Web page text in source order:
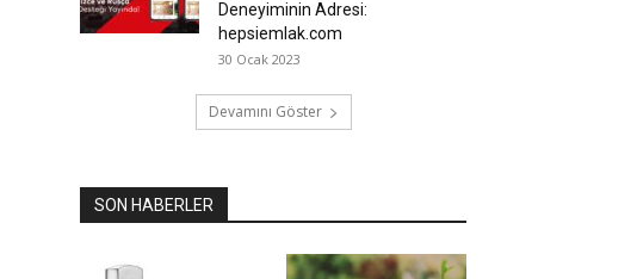
Deneyiminin Adresi:
hepsiemlak.com
30 Ocak 2023
Devamını Göster
SON HABERLER